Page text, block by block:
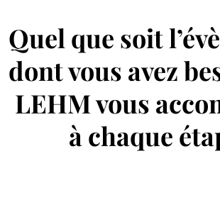
Quel que soit
dont vous avez
LEHM vous
à chaque